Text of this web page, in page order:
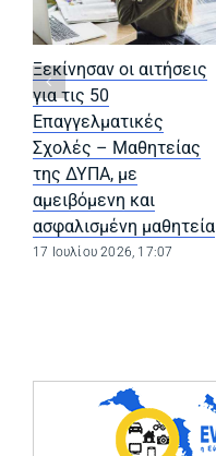
Ξεκίνησαν οι αιτήσεις
για τις 50
Επαγγελματικές
Σχολές – Μαθητείας
της ΔΥΠΑ, με
αμειβόμενη και
ασφαλισμένη μαθητεία
17 Ιουλίου 2026, 17:07